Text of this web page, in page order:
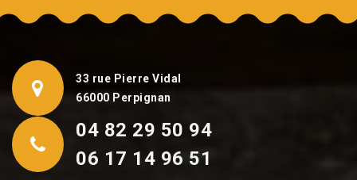
33 rue Pierre Vidal
66000 Perpignan
04 82 29 50 94
06 17 14 96 51